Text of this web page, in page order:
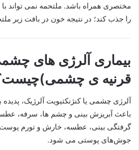
مختصری همراه باشد. ملتحمه نمی
را جذب کند؛ در نتیجه خون در بافت زیر
بیماری آلرژی های
قرنیه ی
آلرژی چشمی یا کنژنکتیویت آلرژیک،
باعث آبریزش بینی و چشم ها، سرفه،
گرفتگی بینی، عطسه، خارش و تورم
جوش‌های پوستی می شود.